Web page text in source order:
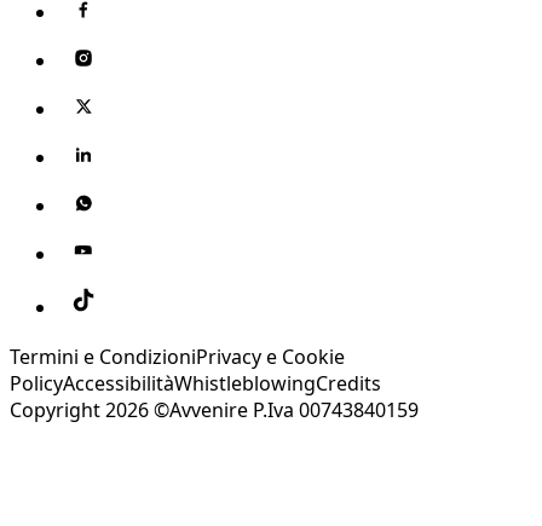
Termini e CondizioniPrivacy e Cookie
PolicyAccessibilitàWhistleblowingCredits
Copyright 2026 ©Avvenire P.Iva 00743840159